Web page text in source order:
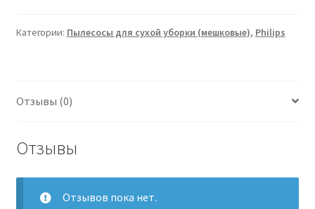
Категории: Пылесосы для сухой уборки (мешковые), Philips
Отзывы (0)
Отзывы
Отзывов пока нет.